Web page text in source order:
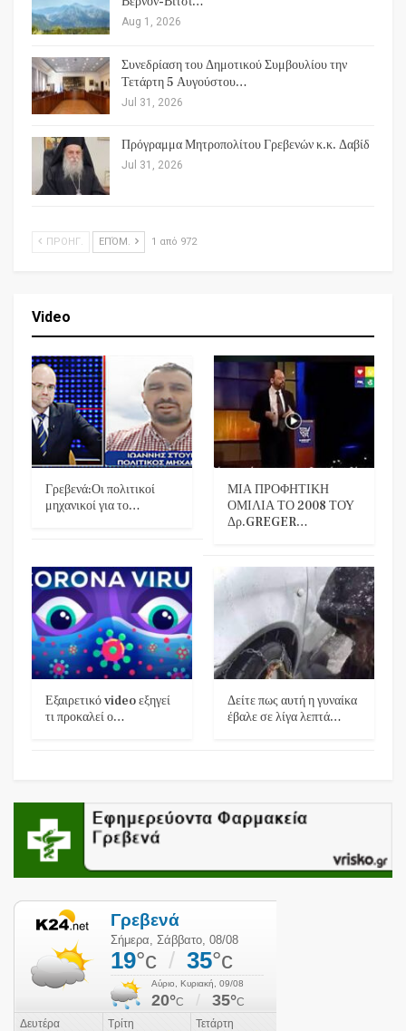
Aug 1, 2026
Συνεδρίαση του Δημοτικού Συμβουλίου την
Τετάρτη 5 Αυγούστου…
Jul 31, 2026
Πρόγραμμα Μητροπολίτου Γρεβενών κ.κ. Δαβίδ
Jul 31, 2026
ΠΡΟΗΓ. ΕΠΌΜ. 1 από 972
Video
Γρεβενά:Οι πολιτικοί
μηχανικοί για το…
ΜΙΑ ΠΡΟΦΗΤΙΚΗ
ΟΜΙΛΙΑ ΤΟ 2008 ΤΟΥ
Δρ.GREGER…
Εξαιρετικό video εξηγεί
τι προκαλεί ο…
Δείτε πως αυτή η γυναίκα
έβαλε σε λίγα λεπτά…